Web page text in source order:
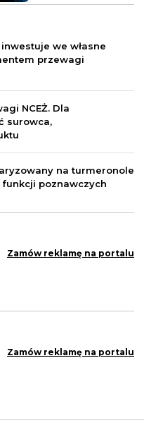
we własne
przewagi
NCEŻ. Dla
surowca,
na turmeronole
poznawczych
Zamów reklamę na portalu
Zamów reklamę na portalu